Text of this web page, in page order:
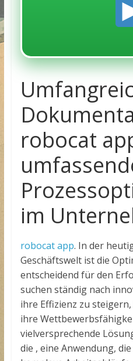
robocat
im
robocat app. In der
Geschäftswelt ist die
entscheidend für den
suchen ständig nach
ihre Effizienz zu
ihre
vielversprechende
die , eine Anwendung,